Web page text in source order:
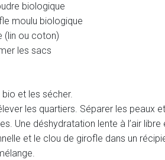
biologique
moulu biologique
(lin ou coton)
les sacs
et les sécher.
les quartiers. Séparer les peaux
Une déshydratation lente à l’air
et le clou de girofle dans un